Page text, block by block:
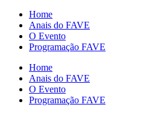
Home
Anais do FAVE
O Evento
Programação FAVE
Home
Anais do FAVE
O Evento
Programação FAVE